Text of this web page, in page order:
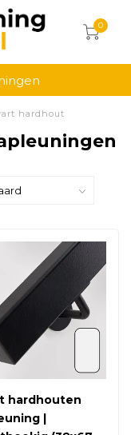
0
hardhout
hardhouten
|